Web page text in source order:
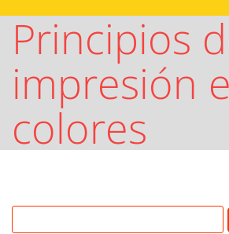
Principios
impresión
colores